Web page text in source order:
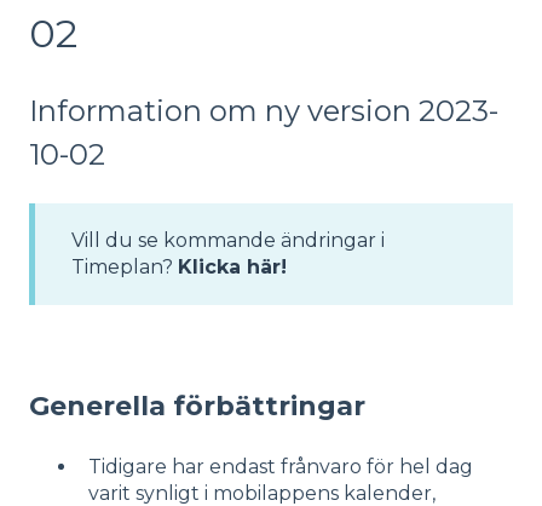
02
Information om ny version 2023-
10-02
Vill du se kommande ändringar i
Timeplan? Klicka här!
Generella förbättringar
Tidigare har endast frånvaro för hel dag
varit synligt i mobilappens kalender,